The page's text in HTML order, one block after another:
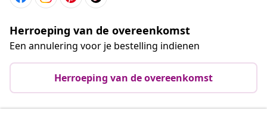
Herroeping van de overeenkomst
Een annulering voor je bestelling indienen
Herroeping van de overeenkomst